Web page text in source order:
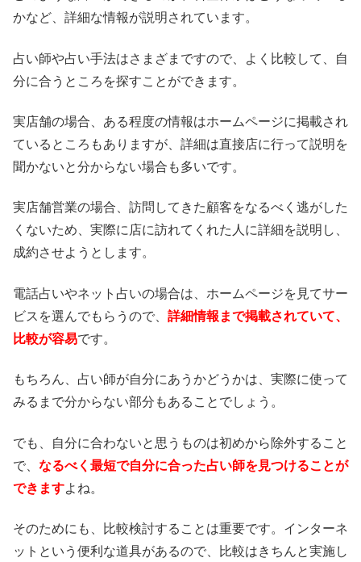
かなど、詳細な情報が説明されています。
占い師や占い手法はさまざまですので、よく比較して、自
分に合うところを探すことができます。
実店舗の場合、ある程度の情報はホームページに掲載され
ているところもありますが、詳細は直接店に行って説明を
聞かないと分からない場合も多いです。
実店舗営業の場合、訪問してきた顧客をなるべく逃がした
くないため、実際に店に訪れてくれた人に詳細を説明し、
成約させようとします。
電話占いやネット占いの場合は、ホームページを見てサー
ビスを選んでもらうので、 詳細情報まで掲載されていて、
比較が容易です。
もちろん、占い師が自分にあうかどうかは、実際に使って
みるまで分からない部分もあることでしょう。
でも、自分に合わないと思うものは初めから除外すること
で、 なるべく最短で自分に合った占い師を見つけることが
できますよね。
そのためにも、比較検討することは重要です。インターネ
ットという便利な道具があるので、比較はきちんと実施し